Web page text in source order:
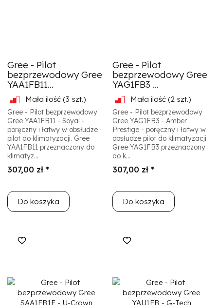
Gree - Pilot
bezprzewodowy Gree
YAA1FB11...
Mała ilość (3 szt.)
Gree - Pilot bezprzewodowy
Gree YAA1FB11 - Soyal -
poręczny i łatwy w obsłudze
pilot do klimatyzacji. Gree
YAA1FB11 przeznaczony do
klimatyz...
307,00 zł *
Do koszyka
Gree - Pilot
bezprzewodowy Gree
YAG1FB3 ...
Mała ilość (2 szt.)
Gree - Pilot bezprzewodowy
Gree YAG1FB3 - Amber
Prestige - poręczny i łatwy w
obsłudze pilot do klimatyzacji.
Gree YAG1FB3 przeznaczony
do k...
307,00 zł *
Do koszyka